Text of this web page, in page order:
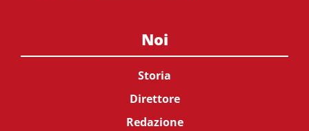
Noi
Storia
Direttore
Redazione